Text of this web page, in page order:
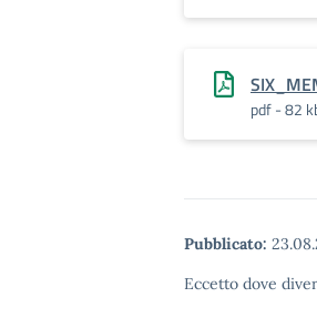
pdf - 82
Pubblicato:
Eccetto dove